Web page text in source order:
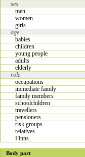
sex
men
women
girls
age
babies
children
young people
adults
elderly
role
occupations
immediate family
family members
schoolchildren
travellers
pensioners
risk groups
relatives
Finns
Body part